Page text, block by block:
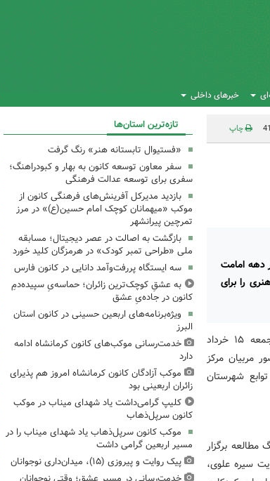
خبرهای داخلی
چاپ
دهه امامت
را برای
، روز جمعه ۱۵ خرداد
مربیان مرکز
شهرستان
برگزار
سیره علوی،
تازه‌ترین استان‌ها
«فستیوال تابستانه هنر» رنگ گرفت
سفر معاون توسعه کانون به بهار و کبودراهنگ؛
سفری برای توسعه عدالت فرهنگی
بازدید مدیرکل آفرینش‌های فرهنگی کانون از
موکب «میهمانان کوچک امام حسین(ع)» در مرز
تمرچین پیرانشهر
بازگشت به اصالت در عصر دیجیتال؛ مسابقه
ملی «طراحی تمبر کودک» در هرمزگان کلید خورد
سه ایستگاه پررفت‌وآمد دانایی در کانون فارس
به عشقِ کوچک‌ترین زائران؛ حماسه‌یِ سپیده‌دمِ
کانون در جاده‌یِ عشق
ویژه‌برنامه‌های اربعین حسینی در کانون استان
البرز
خدمت‌رسانی موکب‌های کانون کرمانشاه ادامه
دارد
موکب آزادگان کانون کرمانشاه امروز هم پذیرای
زائران اربعینی بود
کلیپ گرامی‌داشت یاد شهدای میناب در موکب
کانون سرپل‌ذهاب
موکب کانون سرپل‌ذهاب یاد شهدای میناب را در
مسیر اربعین گرامی داشت
پیک روایت و پیروزی (۱۵)، میدان‌داری نوجوانان